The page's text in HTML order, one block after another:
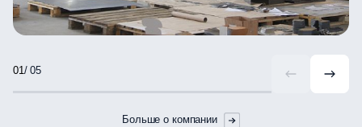
/ 05
Больше о компании